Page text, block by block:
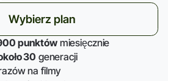
Wybierz plan
punktówmiesięcznie
30 generacji
na filmy